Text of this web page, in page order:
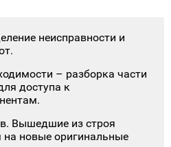
неисправности и
– разборка части
доступа к
Вышедшие из строя
новые оригинальные